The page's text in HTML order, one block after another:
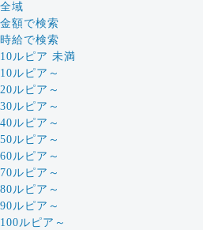
全域
金額で検索
時給で検索
10ルピア 未満
10ルピア～
20ルピア～
30ルピア～
40ルピア～
50ルピア～
60ルピア～
70ルピア～
80ルピア～
90ルピア～
100ルピア～